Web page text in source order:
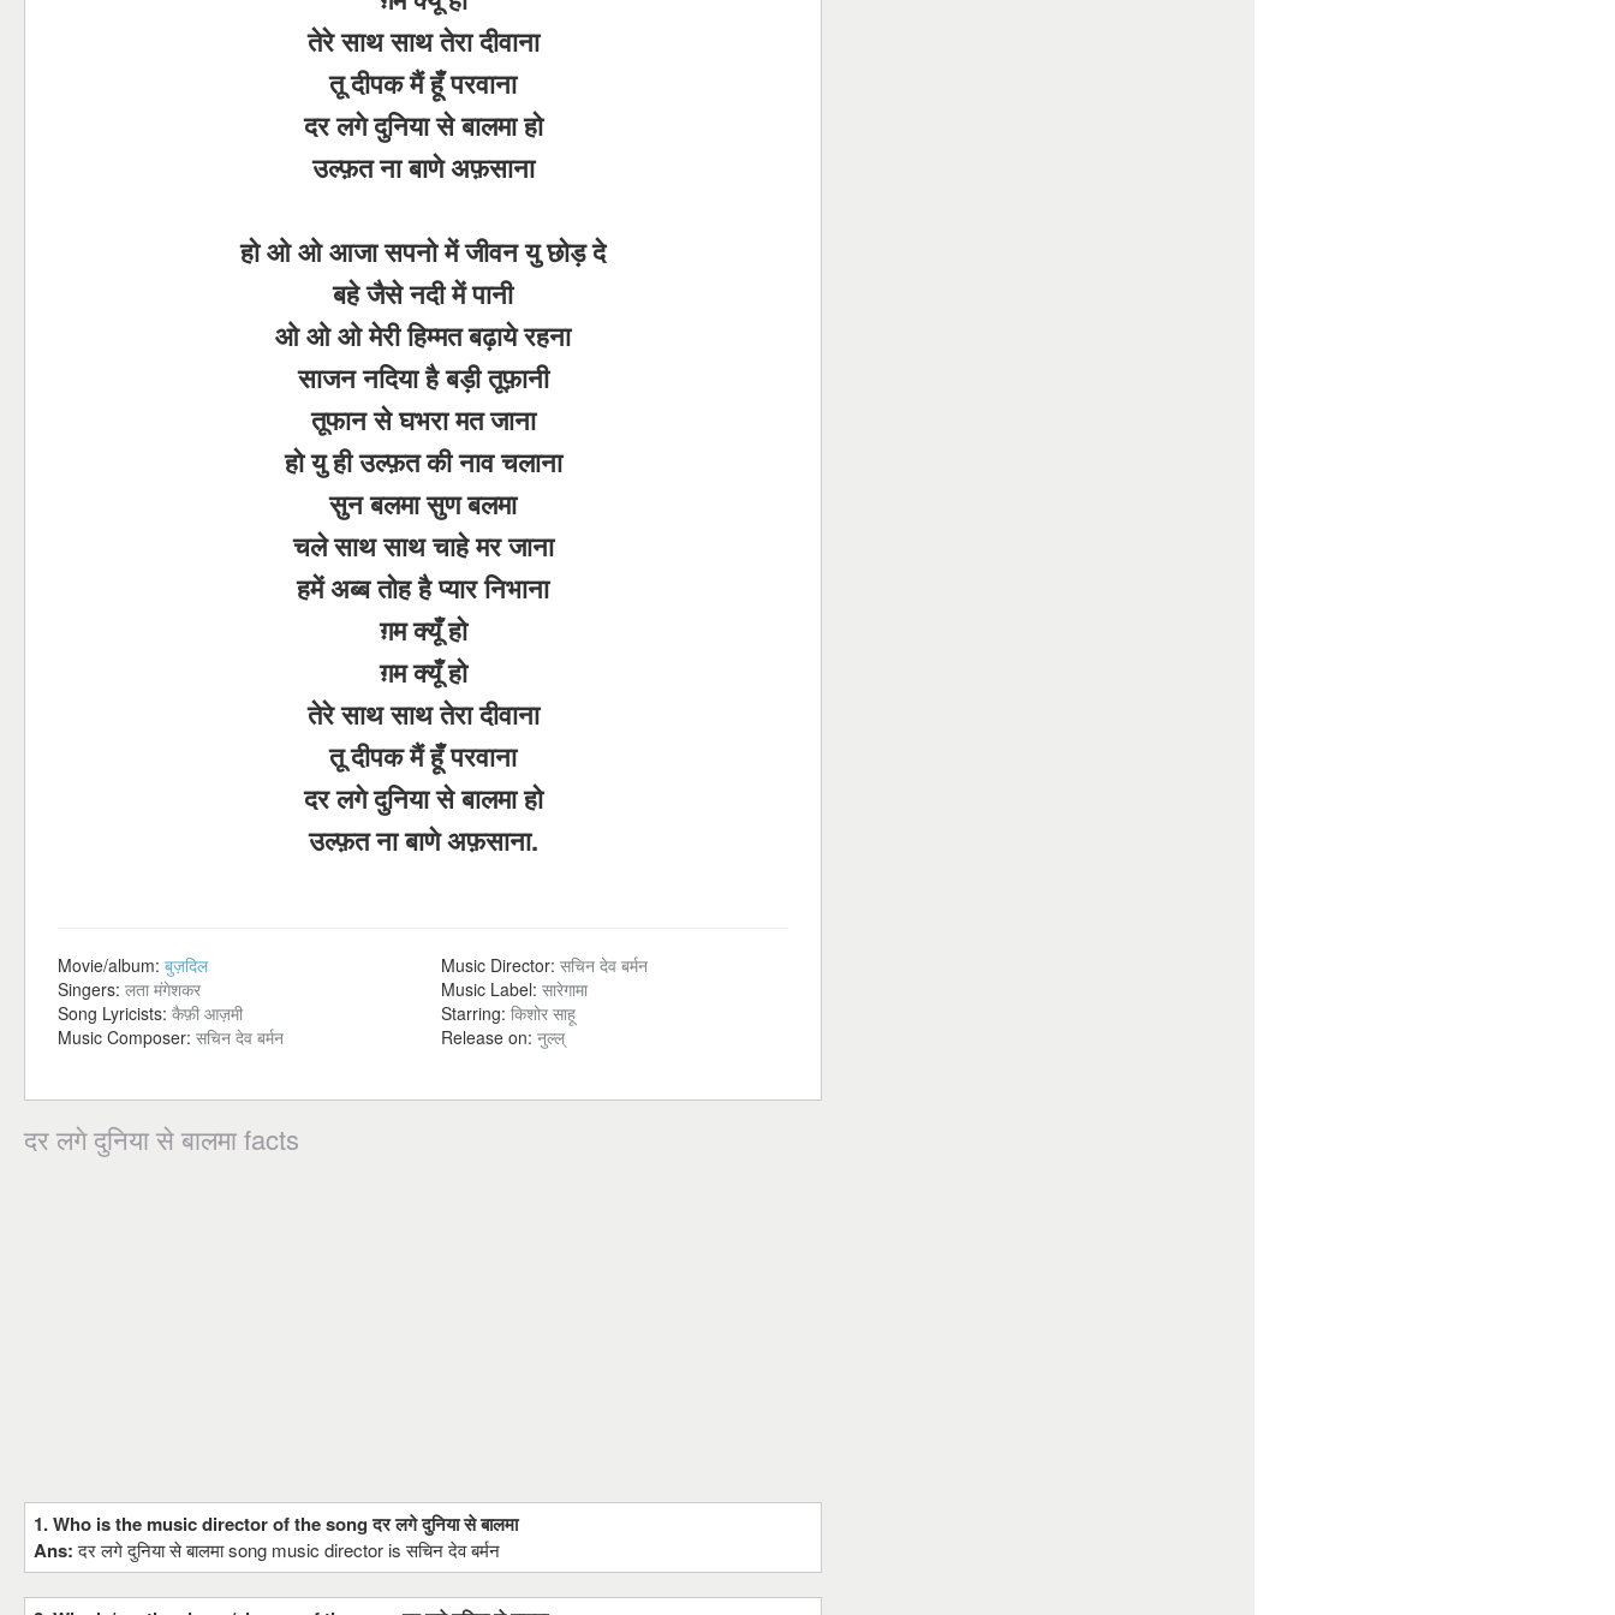
तेरे साथ साथ तेरा दीवाना
तू दीपक मैं हूँ परवाना
दर लगे दुनिया से बालमा हो
उल्फ़त ना बाणे अफ़साना
हो ओ ओ आजा सपनो में जीवन यु छोड़ दे
बहे जैसे नदी में पानी
ओ ओ ओ मेरी हिम्मत बढ़ाये रहना
साजन नदिया है बड़ी तूफ़ानी
तूफान से घभरा मत जाना
हो यु ही उल्फ़त की नाव चलाना
सुन बलमा सुण बलमा
चले साथ साथ चाहे मर जाना
हमें अब्ब तोह है प्यार निभाना
ग़म क्यूँ हो
ग़म क्यूँ हो
तेरे साथ साथ तेरा दीवाना
तू दीपक मैं हूँ परवाना
दर लगे दुनिया से बालमा हो
उल्फ़त ना बाणे अफ़साना.
Movie/album: बुज़दिल
Singers: लता मंगेशकर
Song Lyricists: कैफ़ी आज़मी
Music Composer: सचिन देव बर्मन
Music Director: सचिन देव बर्मन
Music Label: सारेगामा
Starring: किशोर साहू
Release on: नुल्ल्
दर लगे दुनिया से बालमा facts
1. Who is the music director of the song दर लगे दुनिया से बालमा
Ans:दर लगे दुनिया से बालमा song music director is सचिन देव बर्मन